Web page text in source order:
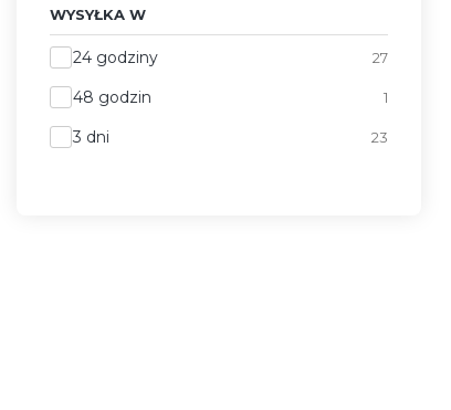
WYSYŁKA W
Wysyłka w
24 godziny 27
48 godzin 1
3 dni 23